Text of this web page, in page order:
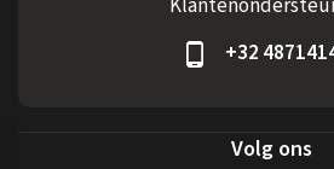
+32
Volg ons